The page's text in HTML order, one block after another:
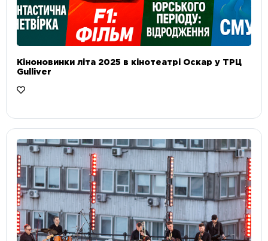
Кіноновинки літа 2025 в кінотеатрі Оскар у ТРЦ
Gulliver